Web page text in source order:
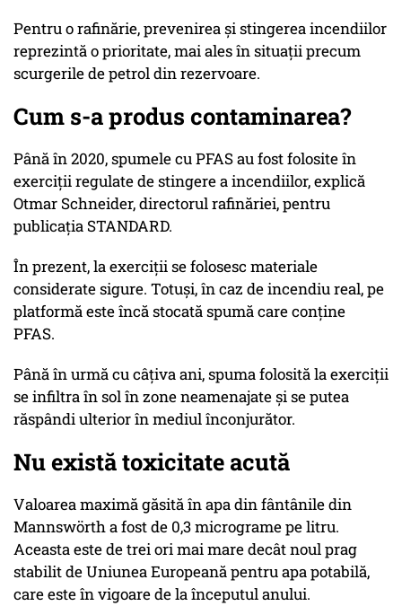
Pentru o rafinărie, prevenirea și stingerea incendiilor
reprezintă o prioritate, mai ales în situații precum
scurgerile de petrol din rezervoare.
Cum s-a produs contaminarea?
Până în 2020, spumele cu PFAS au fost folosite în
exerciții regulate de stingere a incendiilor, explică
Otmar Schneider, directorul rafinăriei, pentru
publicația STANDARD.
În prezent, la exerciții se folosesc materiale
considerate sigure. Totuși, în caz de incendiu real, pe
platformă este încă stocată spumă care conține
PFAS.
Până în urmă cu câțiva ani, spuma folosită la exerciții
se infiltra în sol în zone neamenajate și se putea
răspândi ulterior în mediul înconjurător.
Nu există toxicitate acută
Valoarea maximă găsită în apa din fântânile din
Mannswörth a fost de 0,3 micrograme pe litru.
Aceasta este de trei ori mai mare decât noul prag
stabilit de Uniunea Europeană pentru apa potabilă,
care este în vigoare de la începutul anului.